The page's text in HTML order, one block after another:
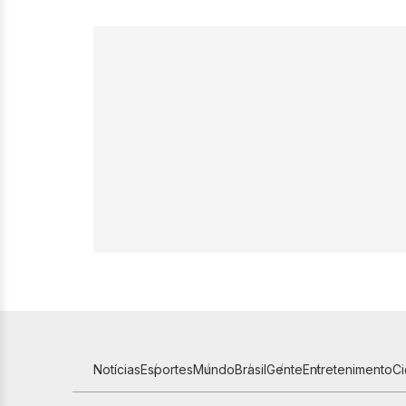
NotíciasEsportesMundoBrasilGenteEntretenimento